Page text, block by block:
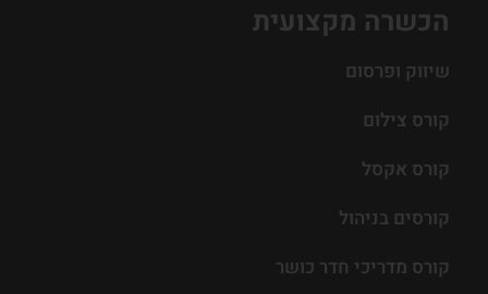
הכשרה מקצועית
שיווק ופרסום
קורס צילום
קורס אקסל
קורסים בניהול
קורס מדריכי חדר כושר